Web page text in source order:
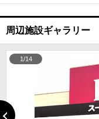
周辺施設ギャラリー
1/14